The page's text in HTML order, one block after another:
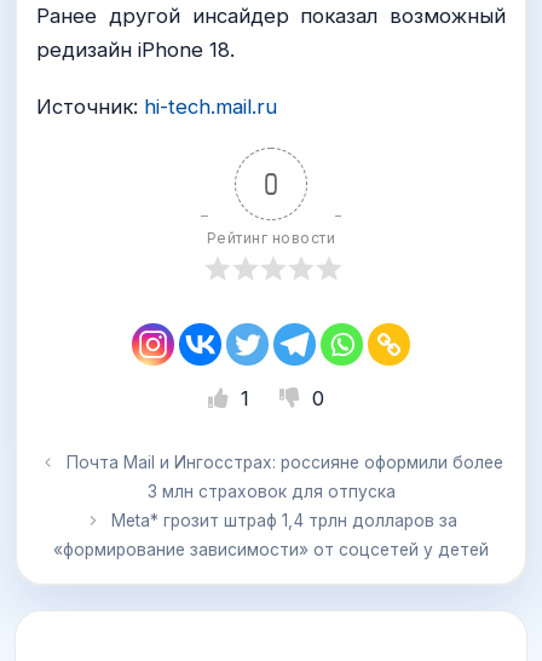
Ранее другой инсайдер показал возможный
редизайн iPhone 18.
Источник: hi-tech.mail.ru
0
Рейтинг новости
1 0
Почта Mail и Ингосстрах: россияне оформили более
3 млн страховок для отпуска
Meta* грозит штраф 1,4 трлн долларов за
«формирование зависимости» от соцсетей у детей